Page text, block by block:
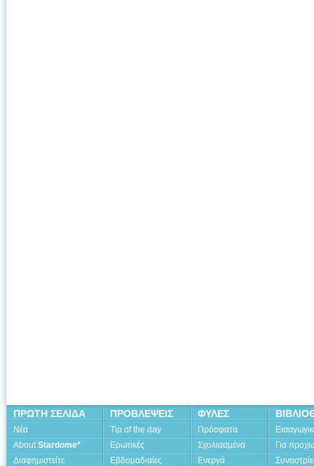
ΠΡΩΤΗ ΣΕΛΙΔΑ
Νέα
AboutStardome*
Διαφημιστείτε
ΠΡΟΒΛΕΨΕΙΣ
Tip of the day
Ερωτικές
Εβδομαδιαίες
ΦΥΛΕΣ
Πρόσφατα
Σχολιασμένα
Ενεργά
Για